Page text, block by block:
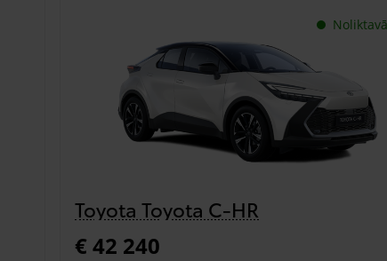
Noliktavā
Toyota Toyota C-HR
€ 42 240